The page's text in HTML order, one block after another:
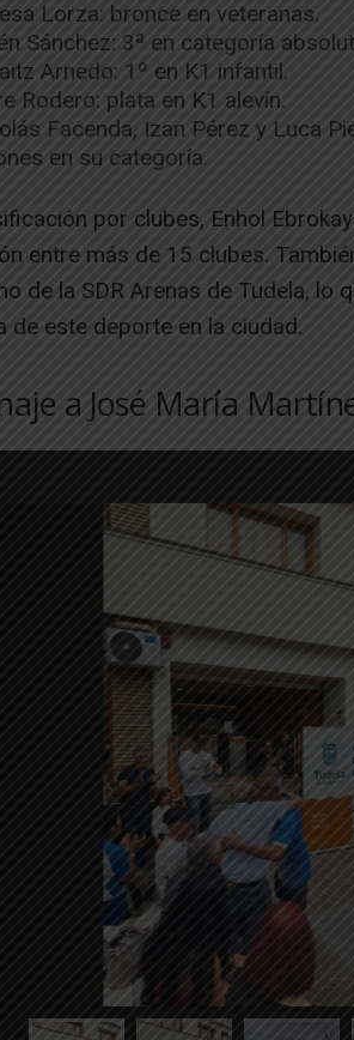
Lorza: bronce en veteranas.
Sánchez: 3ª en categoría
Arnedo: 1º en K1 infantil.
Rodero: plata en K1 alevín.
Facenda, Izan Pérez y Luca
en su categoría.
por clubes, Enhol
entre más de 15 clubes.
de la SDR Arenas de Tudela, lo
de este deporte en la ciudad.
a José María